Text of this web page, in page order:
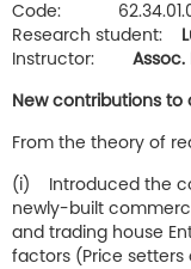
Code:
Research student:
Instructor:
Assoc.
New contributions
From the theory of
(i) Introduced the
newly-built
and trading house
factors (Price